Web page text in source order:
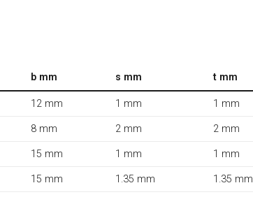
b mm s mm t mm
12 mm 1 mm 1 mm
8 mm 2 mm 2 mm
15 mm 1 mm 1 mm
15 mm 1.35 mm 1.35 mm